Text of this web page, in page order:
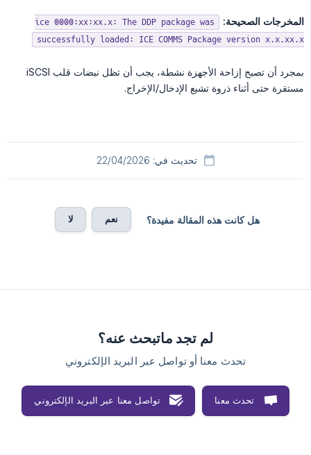
المخرجات الصحيحة:
ice 0000:xx:xx.x: The DDP package was
successfully loaded: ICE COMMS Package version x.x.xx.x
بمجرد أن تصبح إزاحة الأجهزة نشطة، يجب أن تظل نبضات قلب iSCSI
مستقرة حتى أثناء ذروة تشبع الإدخال/الإخراج.
تحديث في: 22/04/2026
هل كانت هذه المقالة مفيدة؟ نعم لا
لم تجد ماتبحث عنه؟
تحدث معنا أو تواصل عبر البريد الإلكتروني
تحدث معنا تواصل معنا عبر البريد الإلكتروني